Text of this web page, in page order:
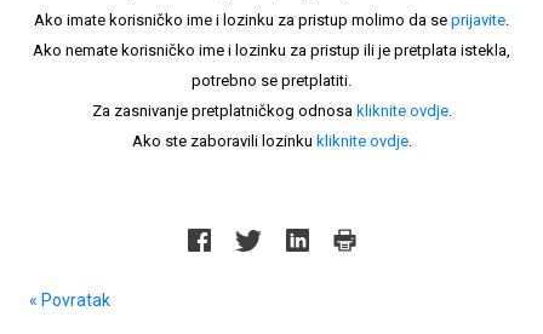
Ako imate korisničko ime i lozinku za pristup molimo da se prijavite.
Ako nemate korisničko ime i lozinku za pristup ili je pretplata istekla,
potrebno se pretplatiti.
Za zasnivanje pretplatničkog odnosa kliknite ovdje.
Ako ste zaboravili lozinku kliknite ovdje.
« Povratak